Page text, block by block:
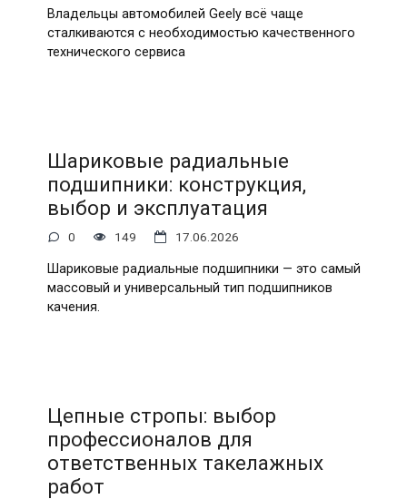
Владельцы автомобилей Geely всё чаще
сталкиваются с необходимостью качественного
технического сервиса
Шариковые радиальные
подшипники: конструкция,
выбор и эксплуатация
0 149 17.06.2026
Шариковые радиальные подшипники — это самый
массовый и универсальный тип подшипников
качения.
Цепные стропы: выбор
профессионалов для
ответственных такелажных
работ